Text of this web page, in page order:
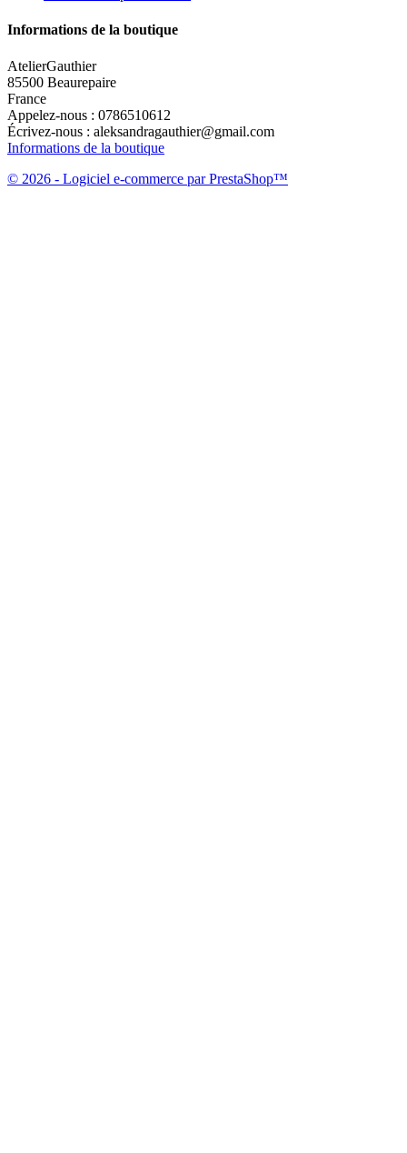
Informations de la boutique
AtelierGauthier
85500 Beaurepaire
France
Appelez-nous : 0786510612
Écrivez-nous : aleksandragauthier@gmail.com
Informations de la boutique
© 2026 - Logiciel e-commerce par PrestaShop™